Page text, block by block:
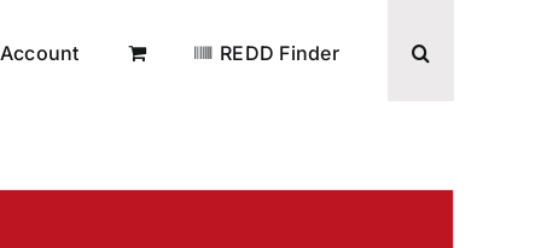
Account REDD Finder